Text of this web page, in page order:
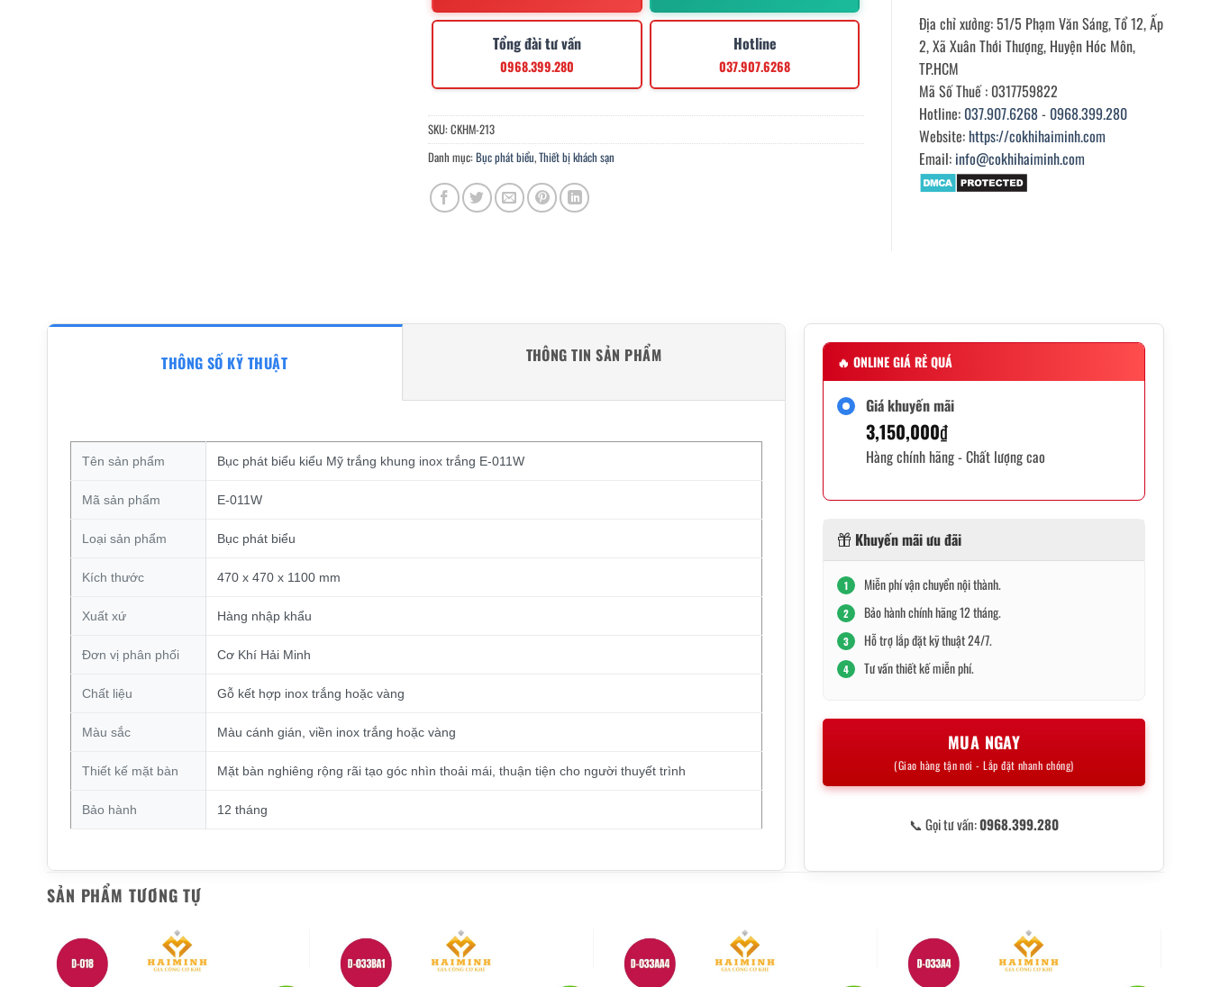
Tổng đài tư vấn
0968.399.280
Hotline
037.907.6268
SKU:CKHM-213
Danh mục:Bục phát biểu,Thiết bị khách sạn
Địa chỉ xưởng: 51/5 Phạm Văn Sáng, Tổ 12, Ấp
2, Xã Xuân Thới Thượng, Huyện Hóc Môn,
TP.HCM
Mã Số Thuế : 0317759822
Hotline: 037.907.6268- 0968.399.280
Website: https://cokhihaiminh.com
Email: info@cokhihaiminh.com
THÔNG SỐ KỸ THUẬT THÔNG TIN SẢN PHẨM
Tên sản phẩm Bục phát biểu kiểu Mỹ trắng khung inox trắng E-011W
Mã sản phẩm E-011W
Loại sản phẩm Bục phát biểu
Kích thước 470 x 470 x 1100 mm
Xuất xứ Hàng nhập khẩu
Đơn vị phân phối Cơ Khí Hải Minh
Chất liệu Gỗ kết hợp inox trắng hoặc vàng
Màu sắc Màu cánh gián, viền inox trắng hoặc vàng
Thiết kế mặt bàn Mặt bàn nghiêng rộng rãi tạo góc nhìn thoải mái, thuận tiện cho người thuyết trình
Bảo hành 12 tháng
🔥 ONLINE GIÁ RẺ QUÁ
Giá khuyến mãi
3,150,000₫
Hàng chính hãng - Chất lượng cao
Khuyến mãi ưu đãi
1 Miễn phí vận chuyển nội thành.
2 Bảo hành chính hãng 12 tháng.
3 Hỗ trợ lắp đặt kỹ thuật 24/7.
4 Tư vấn thiết kế miễn phí.
MUA NGAY
(Giao hàng tận nơi - Lắp đặt nhanh chóng)
📞 Gọi tư vấn:0968.399.280
SẢN PHẨM TƯƠNG TỰ